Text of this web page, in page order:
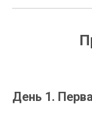
День 1.